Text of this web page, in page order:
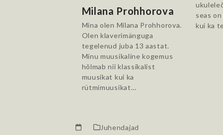
Milana Prohhorova
Mina olen Milana Prohhorova.
Olen klaverimänguga
tegelenud juba 13 aastat.
Minu muusikaline kogemus
hõlmab nii klassikalist
muusikat kui ka
rütmimuusikat…
seas
kui ka
Juhendajad